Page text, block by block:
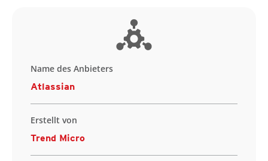
Name des Anbieters
Atlassian
Erstellt von
Trend Micro